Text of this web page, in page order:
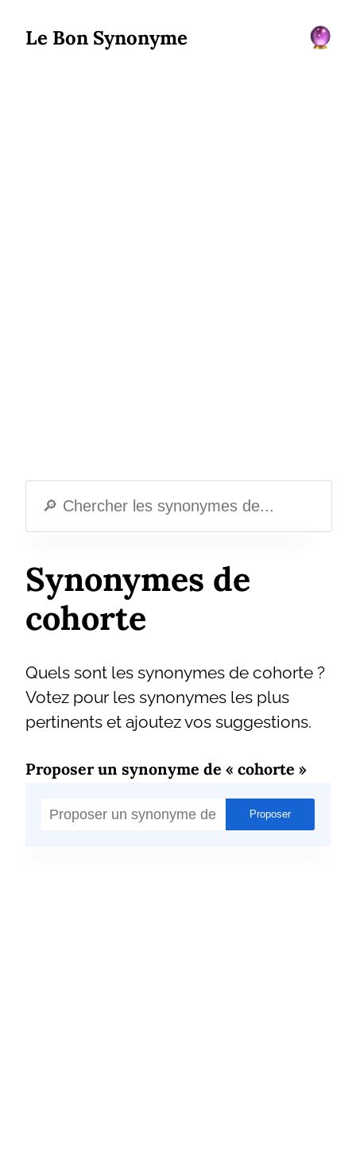
Le Bon Synonyme
Synonymes de
cohorte
Quels sont les synonymes de cohorte ?
Votez pour les synonymes les plus
pertinents et ajoutez vos suggestions.
Proposer un synonyme de « cohorte »